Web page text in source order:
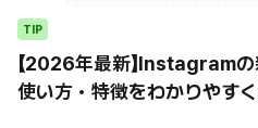
TIP
【2026年最新】Instagramの
使い方・特徴をわかりやす